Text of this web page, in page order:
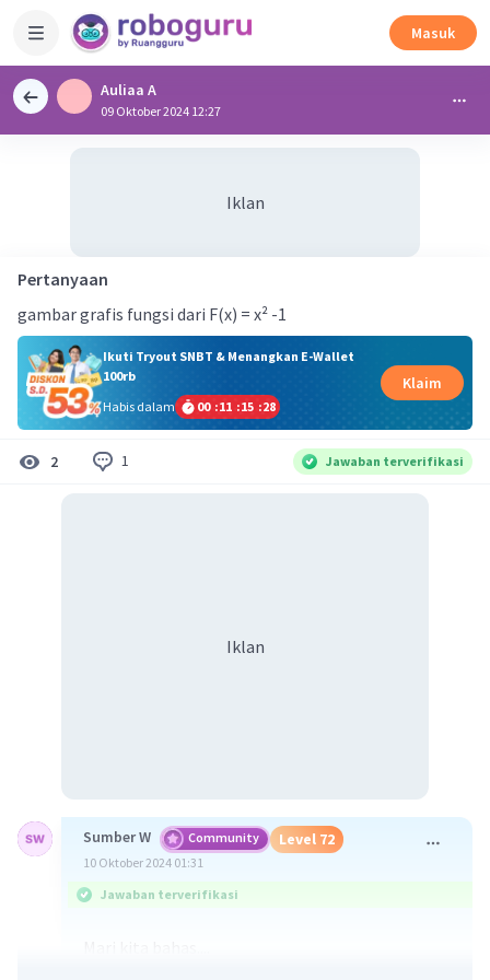
Masuk
Auliaa A
09 Oktober 2024 12:27
Iklan
Pertanyaan
gambar grafis fungsi dari F(x) = x² -1
Ikuti Tryout SNBT & Menangkan E-Wallet
100rb
Habis dalam
00 :11 :15 :27
Klaim
2 1 Jawaban terverifikasi
Iklan
Sumber W Community Level 72
10 Oktober 2024 01:31
Jawaban terverifikasi